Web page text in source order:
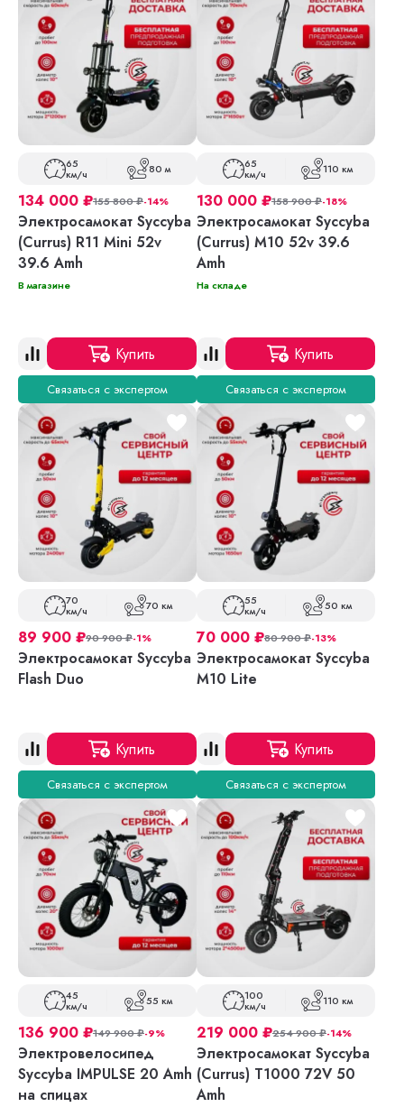
65
км/ч 80 м
134 000 ₽155 800₽-14%
Электросамокат Syccyba
(Currus) R11 Mini 52v
39.6 Amh
В магазине
Купить
Связаться с экспертом
65
км/ч 110 км
130 000 ₽158 900₽-18%
Электросамокат Syccyba
(Currus) M10 52v 39.6
Amh
На складе
Купить
Связаться с экспертом
70
км/ч 70 км
89 900 ₽90 900₽-1%
Электросамокат Syccyba
Flash Duo
Купить
Связаться с экспертом
55
км/ч 50 км
70 000 ₽80 900₽-13%
Электросамокат Syccyba
M10 Lite
Купить
Связаться с экспертом
45
км/ч 55 км
136 900 ₽149 900₽-9%
Электровелосипед
Syccyba IMPULSE 20 Amh
на спицах
100
км/ч 110 км
219 000 ₽254 900₽-14%
Электросамокат Syccyba
(Currus) T1000 72V 50
Amh